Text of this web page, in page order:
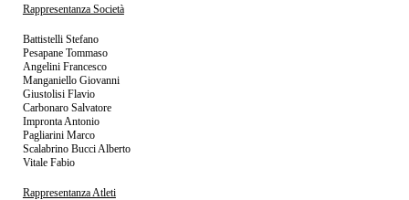
Rappresentanza Società
Battistelli Stefano
Pesapane Tommaso
Angelini Francesco
Manganiello Giovanni
Giustolisi Flavio
Carbonaro Salvatore
Impronta Antonio
Pagliarini Marco
Scalabrino Bucci Alberto
Vitale Fabio
Rappresentanza Atleti